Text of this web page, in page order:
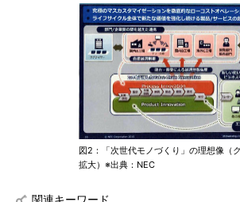
図2：「次世代モノづくり」の理想像（
拡大）※出典：NEC
関連キーワード